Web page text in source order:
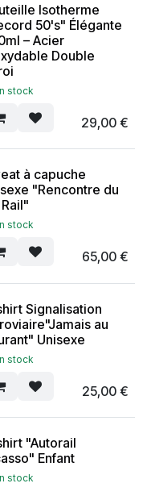
Isotherme
50's" Élégante
– Acier
Double
stock
29,00€
à capuche
"Rencontre du
stock
65,00€
Signalisation
au
Unisexe
stock
25,00€
"Autorail
Enfant
stock